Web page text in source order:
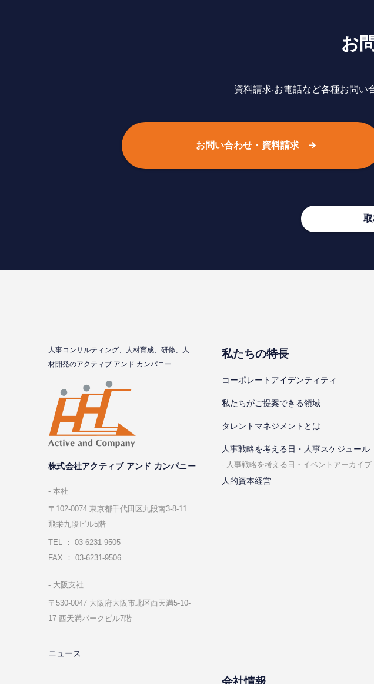
お
資料請求‧お電話など各種お問い
お問い合わせ・資料請求
⼈事コンサルティング、⼈材育成、研修、⼈
材開発のアクティブ アンド カンパニー
株式会社アクティブ アンド カンパニー
本社
〒102-0074 東京都千代⽥区九段南3-8-11
飛栄九段ビル5階
TEL ： 03-6231-9505
FAX ： 03-6231-9506
⼤阪⽀社
〒530-0047 ⼤阪府⼤阪市北区⻄天満5-10-
17 ⻄天満パークビル7階
ニュース
私たちの特⻑
コーポレートアイデンティティ
私たちがご提案できる領域
タレントマネジメントとは
⼈事戦略を考える⽇・⼈事スケジュール
⼈事戦略を考える⽇・イベントアーカイブ
人的資本経営
会社情報